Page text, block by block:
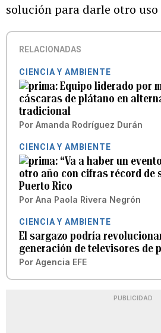
solución para darle otro
RELACIONADAS
CIENCIA Y AMBIENTE
Equipo liderado por
cáscaras de plátano en
tradicional
Por Amanda Rodríguez Durán
CIENCIA Y AMBIENTE
“Va a haber un
otro año con cifras récord de
Puerto Rico
Por Ana Paola Rivera Negrón
CIENCIA Y AMBIENTE
El sargazo podría
generación de televisores de
Por Agencia EFE
PUBLICIDAD